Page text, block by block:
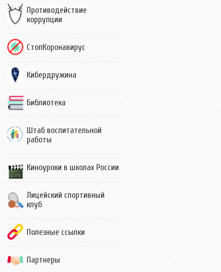
Противодействие
коррупции
СтопКоронавирус
Кибердружина
Библиотека
Штаб воспитательной
работы
Киноуроки в школах России
Лицейский спортивный
клуб
Полезные ссылки
Партнеры